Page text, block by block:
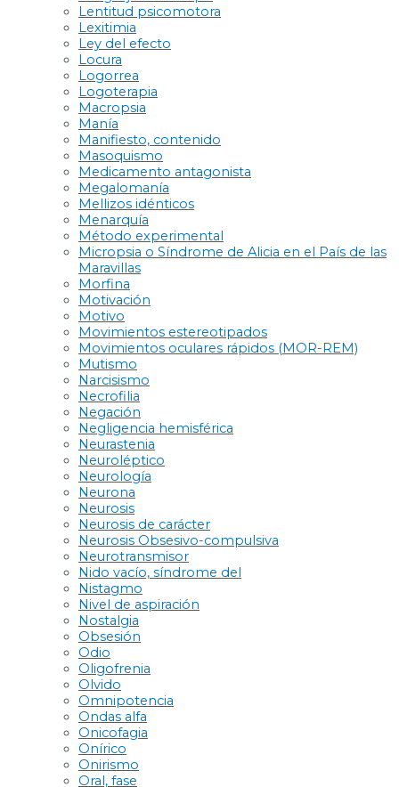
Lentitud psicomotora
Lexitimia
Ley del efecto
Locura
Logorrea
Logoterapia
Macropsia
Manía
Manifiesto, contenido
Masoquismo
Medicamento antagonista
Megalomanía
Mellizos idénticos
Menarquía
Método experimental
Micropsia o Síndrome de Alicia en el País de las
Maravillas
Morfina
Motivación
Motivo
Movimientos estereotipados
Movimientos oculares rápidos (MOR-REM)
Mutismo
Narcisismo
Necrofilia
Negación
Negligencia hemisférica
Neurastenia
Neuroléptico
Neurología
Neurona
Neurosis
Neurosis de carácter
Neurosis Obsesivo-compulsiva
Neurotransmisor
Nido vacío, síndrome del
Nistagmo
Nivel de aspiración
Nostalgia
Obsesión
Odio
Oligofrenia
Olvido
Omnipotencia
Ondas alfa
Onicofagia
Onírico
Onirismo
Oral, fase